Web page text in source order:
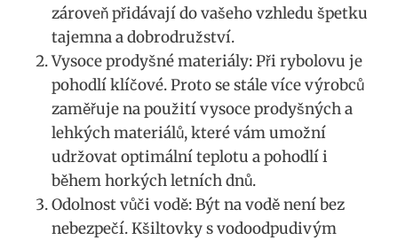
zároveň přidávají do vašeho vzhledu ​špetku
‌tajemna a dobrodružství.
Vysoce prodyšné materiály: ⁢Při rybolovu ​je
pohodlí klíčové. Proto se stále více výrobců
zaměřuje na⁣ použití vysoce​ prodyšných a
lehkých​ materiálů, které vám umožní
udržovat optimální teplotu a ⁤pohodlí i
během‍ horkých letních dnů.
Odolnost vůči ⁢vodě: Být na vodě není bez
nebezpečí. Kšiltovky⁢ s vodoodpudivým